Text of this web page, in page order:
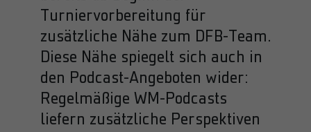
Turniervorbereitung für
zusätzliche Nähe zum DFB-Team.
Diese Nähe spiegelt sich auch in
den Podcast-Angeboten wider:
Regelmäßige WM-Podcasts
liefern zusätzliche Perspektiven